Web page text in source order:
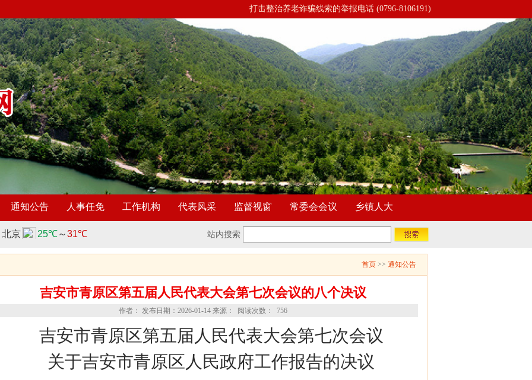
打击整治养老诈骗线索的举报电话 (0796-8106191)
通知公告 人事任免 工作机构 代表风采 监督视窗 常委会会议 乡镇人大
站内搜索
首页 >> 通知公告
吉安市青原区第五届人民代表大会第七次会议的八个决议
作者： 发布日期：2026-01-14 来源： 阅读次数： 756
吉安市青原区第五届人民代表大会第七次会议
关于吉安市青原区人民政府工作报告的决议